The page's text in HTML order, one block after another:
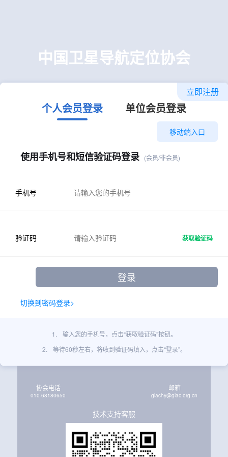
中国卫星导航定位协会
立即注册
个人会员登录 单位会员登录
移动端入口
使用手机号和短信验证码登录 (会员/非会员)
手机号
验证码 获取验证码
切换到密码登录>
1.
输入您的手机号，点击“获取验证码”按钮。
2.
等待60秒左右，将收到验证码填入，点击“登录”。
协会电话
010-68180650
邮箱
glachy@glac.org.cn
技术支持客服